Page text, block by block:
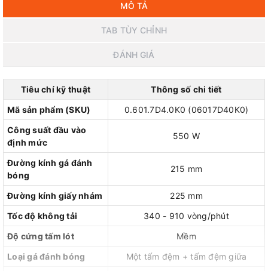
MÔ TẢ
TAB TÙY CHỈNH
ĐÁNH GIÁ
Tiêu chí kỹ thuật
Thông số chi tiết
Mã sản phẩm (SKU)
0.601.7D4.0K0 (06017D40K0)
Công suất đầu vào
định mức
550 W
Đường kính gá đánh
bóng
215 mm
Đường kính giấy nhám
225 mm
Tốc độ không tải
340 - 910 vòng/phút
Độ cứng tấm lót
Mềm
Loại gá đánh bóng
Một tấm đệm + tấm đệm giữa